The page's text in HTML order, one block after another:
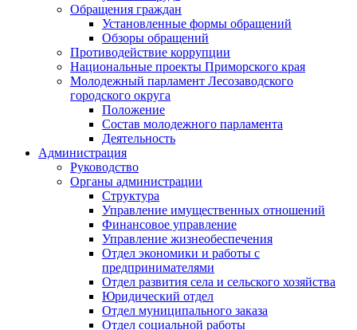
Обращения граждан
Установленные формы обращений
Обзоры обращений
Противодействие коррупции
Национальные проекты Приморского края
Молодежный парламент Лесозаводского
городского округа
Положение
Состав молодежного парламента
Деятельность
Администрация
Руководство
Органы администрации
Структура
Управление имущественных отношений
Финансовое управление
Управление жизнеобеспечения
Отдел экономики и работы с
предпринимателями
Отдел развития села и сельского хозяйства
Юридический отдел
Отдел муниципального заказа
Отдел социальной работы